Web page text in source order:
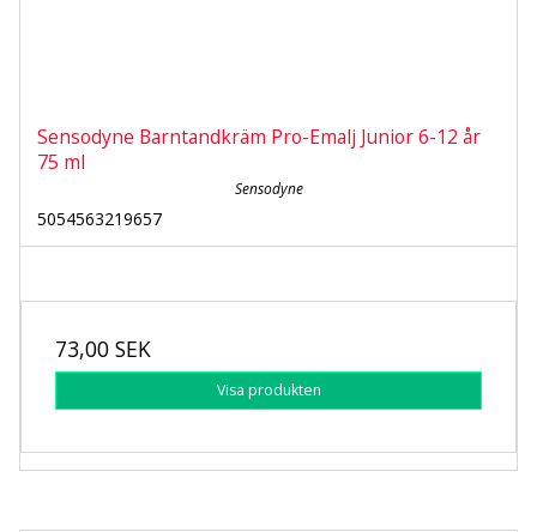
Sensodyne Barntandkräm Pro-Emalj Junior 6-12 år
75 ml
Sensodyne
5054563219657
73,00 SEK
Visa produkten